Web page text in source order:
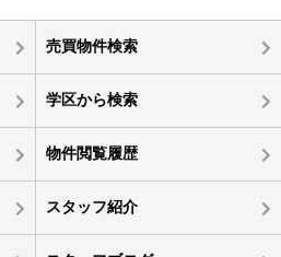
売買物件検索
学区から検索
物件閲覧履歴
スタッフ紹介